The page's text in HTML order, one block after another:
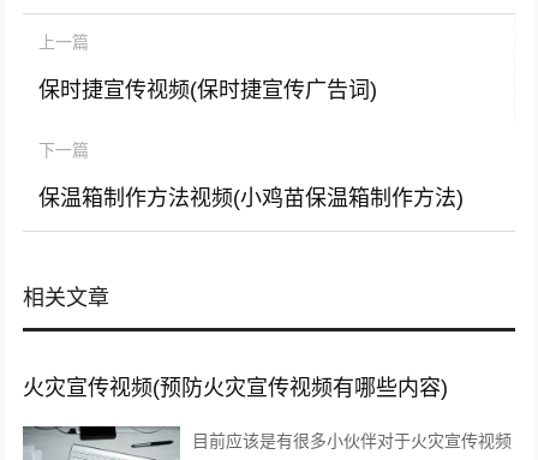
上一篇
保时捷宣传视频(保时捷宣传广告词)
下一篇
保温箱制作方法视频(小鸡苗保温箱制作方法)
相关文章
火灾宣传视频(预防火灾宣传视频有哪些内容)
目前应该是有很多小伙伴对于火灾宣传视频